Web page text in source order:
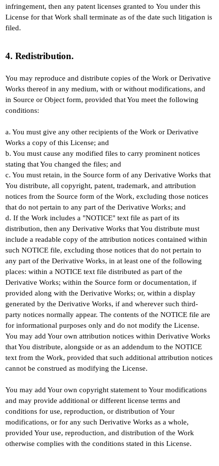
infringement, then any patent licenses granted to You under this
License for that Work shall terminate as of the date such litigation is
filed.
4. Redistribution.
You may reproduce and distribute copies of the Work or Derivative
Works thereof in any medium, with or without modifications, and
in Source or Object form, provided that You meet the following
conditions:
a. You must give any other recipients of the Work or Derivative
Works a copy of this License; and
b. You must cause any modified files to carry prominent notices
stating that You changed the files; and
c. You must retain, in the Source form of any Derivative Works that
You distribute, all copyright, patent, trademark, and attribution
notices from the Source form of the Work, excluding those notices
that do not pertain to any part of the Derivative Works; and
d. If the Work includes a "NOTICE" text file as part of its
distribution, then any Derivative Works that You distribute must
include a readable copy of the attribution notices contained within
such NOTICE file, excluding those notices that do not pertain to
any part of the Derivative Works, in at least one of the following
places: within a NOTICE text file distributed as part of the
Derivative Works; within the Source form or documentation, if
provided along with the Derivative Works; or, within a display
generated by the Derivative Works, if and wherever such third-
party notices normally appear. The contents of the NOTICE file are
for informational purposes only and do not modify the License.
You may add Your own attribution notices within Derivative Works
that You distribute, alongside or as an addendum to the NOTICE
text from the Work, provided that such additional attribution notices
cannot be construed as modifying the License.
You may add Your own copyright statement to Your modifications
and may provide additional or different license terms and
conditions for use, reproduction, or distribution of Your
modifications, or for any such Derivative Works as a whole,
provided Your use, reproduction, and distribution of the Work
otherwise complies with the conditions stated in this License.